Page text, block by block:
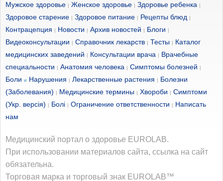
Мужское здоровье | Женское здоровье | Здоровье ребенка |
Здоровое старение | Здоровое питание | Рецепты блюд |
Контрацепция | Новости | Архив новостей | Блоги |
Видеоконсультации | Справочник лекарств | Тесты | Каталог
медицинских заведений | Консультации врача | Врачебные
специальности | Анатомия человека | Симптомы болезней |
Боли и Нарушения | Лекарственные растения | Болезни
(Заболевания) | Медицинские термины | Хвороби | Симптоми
(Укр. версія) | Болі | Ограничение ответственности | Написать
нам
Медицинский портал о здоровье EUROLAB.
При использовании материалов сайта, ссылка на сайт
обязательна.
Торговая марка и торговый знак EUROLAB™